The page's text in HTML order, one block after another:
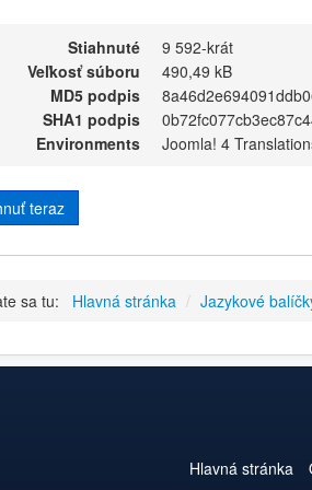
Stiahnuté
9 592-krát
Veľkosť súboru
490,49 kB
MD5 podpis
SHA1 podpis
Environments
Joomla! 4
teraz
sa tu: Hlavná stránka / Jazykové
Hlavná stránka